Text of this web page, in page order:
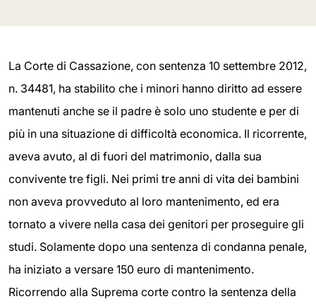
La Corte di Cassazione, con sentenza 10 settembre 2012,
n. 34481, ha stabilito che i minori hanno diritto ad essere
mantenuti anche se il padre è solo uno studente e per di
più in una situazione di difficoltà economica. Il ricorrente,
aveva avuto, al di fuori del matrimonio, dalla sua
convivente tre figli. Nei primi tre anni di vita dei bambini
non aveva provveduto al loro mantenimento, ed era
tornato a vivere nella casa dei genitori per proseguire gli
studi. Solamente dopo una sentenza di condanna penale,
ha iniziato a versare 150 euro di mantenimento.
Ricorrendo alla Suprema corte contro la sentenza della